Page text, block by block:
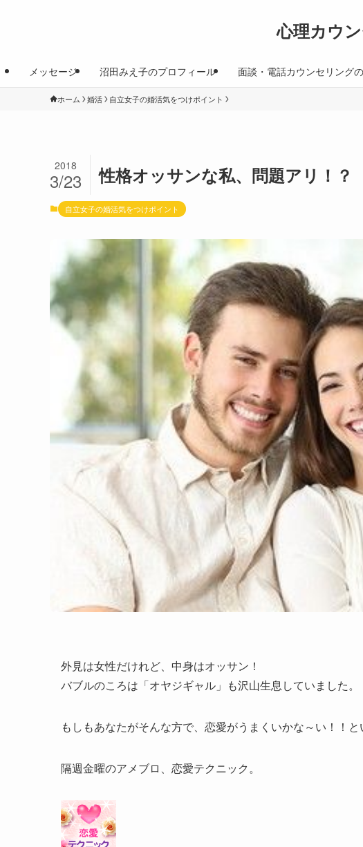
心理カウ
メッセージ 沼田みえ子のプロフィール 面談・電話カウンセリング
ホーム 婚活 自立女子の婚活気をつけポイント
性格オッサンな私、問題アリ！？
2018
3/23
自立女子の婚活気をつけポイント
外見は女性だけれど、中身はオッサン！
バブルのころは「オヤジギャル」も沢山生息していました。
もしもあなたがそんな方で、恋愛がうまくいかな～い！！と
隔週金曜のアメブロ、恋愛テクニック。